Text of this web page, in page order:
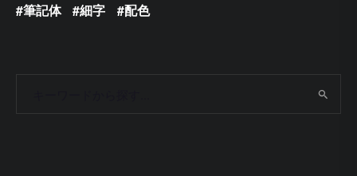
筆記体
細字 配色